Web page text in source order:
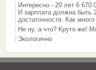
Интересно - 20 лет 6 670
И зарплата должна быть
достаточности. Как
Не ну, а что? Круто же!
Экологично